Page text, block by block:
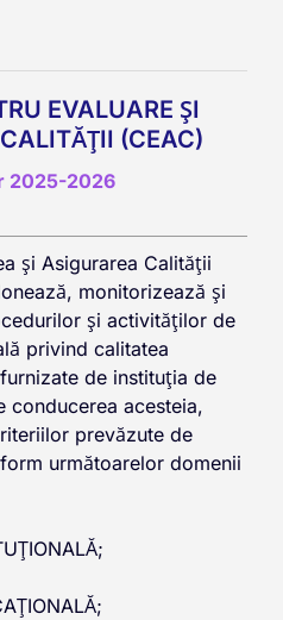
EVALUARE ŞI
(CEAC)
2025-2026
și Asigurarea Calității
monitorizează și
și activităților de
privind calitatea
de instituția de
conducerea acesteia,
prevăzute de
următoarelor domenii